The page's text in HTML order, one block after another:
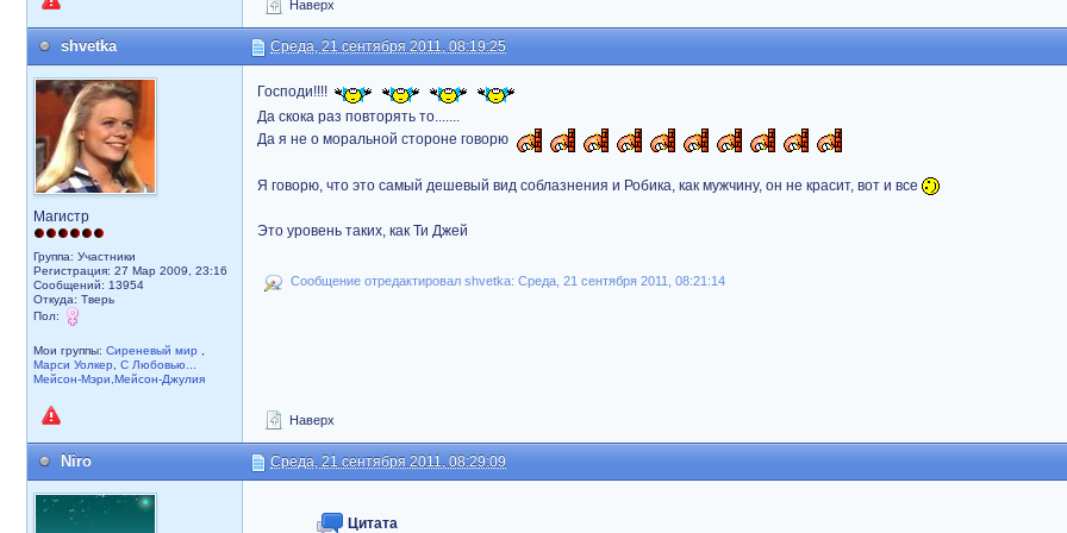
Наверх
shvetka Среда, 21 сентября 2011, 08:19:25
Магистр
Группа: Участники
Регистрация: 27 Мар 2009, 23:16
Сообщений: 13954
Откуда: Тверь
Пол:
Мои группы: Сиреневый мир
Марси Уолкер
С Любовью...
Мейсон-Мэри,Мейсон-Джулия
Господи!!!!
Да скока раз повторять то.......
Да я не о моральной стороне говорю
Я говорю, что это самый дешевый вид соблазнения и Робика, как мужчину, он не красит, вот и все
Это уровень таких, как Ти Джей
Сообщение отредактировал shvetka: Среда, 21 сентября 2011, 08:21:14
Наверх
Niro Среда, 21 сентября 2011, 08:29:09
Цитата